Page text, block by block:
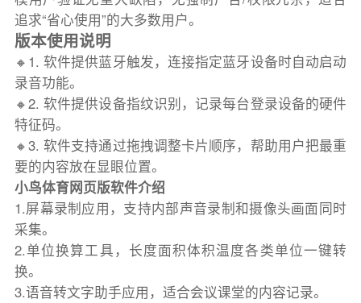
追求“省心使用”的大多数用户。
版本使用说明
🔸1. 软件提供蓝牙触发，连接指定蓝牙设备时自动启动
录音功能。
🔸2. 软件提供设备指纹识别，记录每台登录设备的硬件
特征码。
🔸3. 软件支持通过拖拽调整卡片顺序，帮助用户把最重
要的内容放在显眼位置。
小鸟体育网页版软件介绍
1.屏幕录制应用，支持内部声音录制和摄像头画面同时
采集。
2.单位换算工具，长度面积体积温度各类单位一键转
换。
3.语音转文字助手应用，适合会议课堂的内容记录。